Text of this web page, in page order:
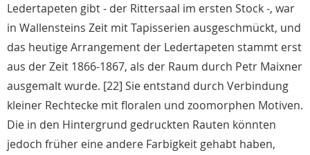
Ledertapeten gibt - der Rittersaal im ersten Stock -, war
in Wallensteins Zeit mit Tapisserien ausgeschmückt, und
das heutige Arrangement der Ledertapeten stammt erst
aus der Zeit 1866-1867, als der Raum durch Petr Maixner
ausgemalt wurde. [22] Sie entstand durch Verbindung
kleiner Rechtecke mit floralen und zoomorphen Motiven.
Die in den Hintergrund gedruckten Rauten könnten
jedoch früher eine andere Farbigkeit gehabt haben,